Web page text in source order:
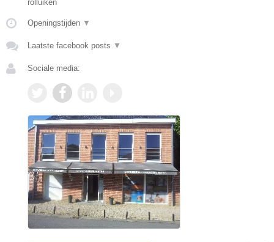
rolluiken
Openingstijden ▼
Laatste facebook posts ▼
Sociale media: